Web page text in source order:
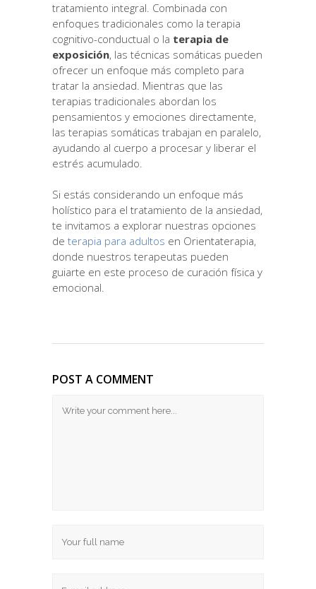
tratamiento integral. Combinada con
enfoques tradicionales como la terapia
cognitivo-conductual o la terapia de
exposición, las técnicas somáticas pueden
ofrecer un enfoque más completo para
tratar la ansiedad. Mientras que las
terapias tradicionales abordan los
pensamientos y emociones directamente,
las terapias somáticas trabajan en paralelo,
ayudando al cuerpo a procesar y liberar el
estrés acumulado.
Si estás considerando un enfoque más
holístico para el tratamiento de la ansiedad,
te invitamos a explorar nuestras opciones
de terapia para adultos en Orientaterapia,
donde nuestros terapeutas pueden
guiarte en este proceso de curación física y
emocional.
POST A COMMENT